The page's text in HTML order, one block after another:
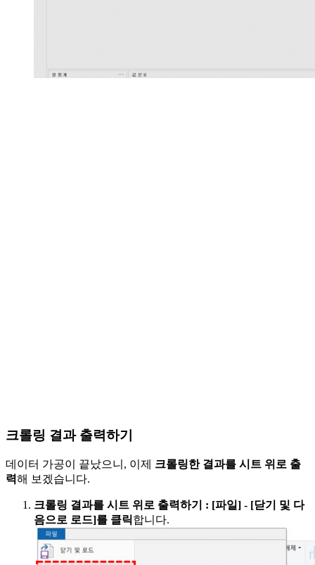
크롤링 결과 출력하기
데이터 가공이 끝났으니, 이제 크롤링한 결과를 시트 위로 출
력해 보겠습니다.
크롤링 결과를 시트 위로 출력하기 : [파일] - [닫기 및 다
음으로 로드]를 클릭합니다.